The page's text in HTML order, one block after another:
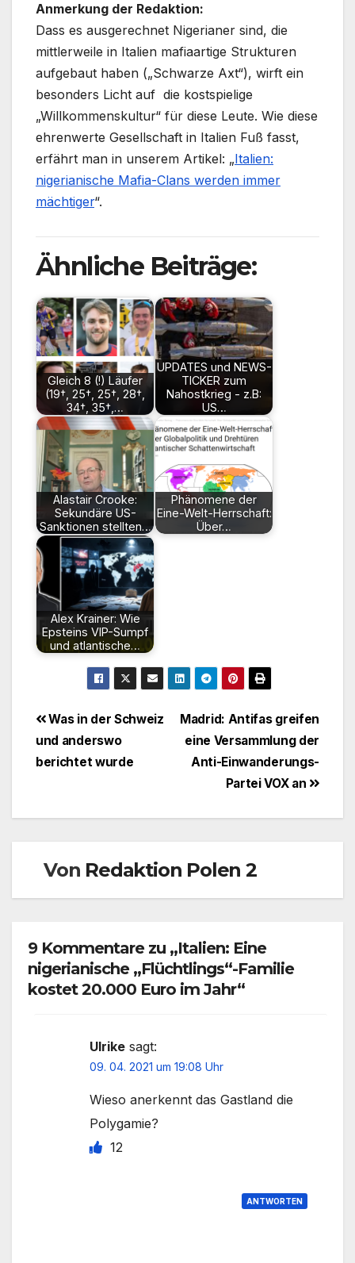
Anmerkung der Redaktion:
Dass es ausgerechnet Nigerianer sind, die
mittlerweile in Italien mafiaartige Strukturen
aufgebaut haben („Schwarze Axt“), wirft ein
besonders Licht auf die kostspielige
„Willkommenskultur“ für diese Leute. Wie diese
ehrenwerte Gesellschaft in Italien Fuß fasst,
erfährt man in unserem Artikel: „Italien:
nigerianische Mafia-Clans werden immer
mächtiger“.
Ähnliche Beiträge:
Gleich 8 (!) Läufer
(19†, 25†, 25†, 28†,
34†, 35†,…
UPDATES und NEWS-
TICKER zum
Nahostkrieg - z.B:
US…
Alastair Crooke:
Sekundäre US-
Sanktionen stellten…
Phänomene der
Eine-Welt-Herrschaft:
Über…
Alex Krainer: Wie
Epsteins VIP-Sumpf
und atlantische…
Beitragsnavigation
Madrid: Antifas greifen
eine Versammlung der
Anti-Einwanderungs-
Partei VOX an
Was in der Schweiz
und anderswo
berichtet wurde
Von Redaktion Polen 2
9 Kommentare zu „Italien: Eine
nigerianische „Flüchtlings“-Familie
kostet 20.000 Euro im Jahr“
Ulrike sagt:
09. 04. 2021 um 19:08 Uhr
Wieso anerkennt das Gastland die
Polygamie?
12
ANTWORTEN